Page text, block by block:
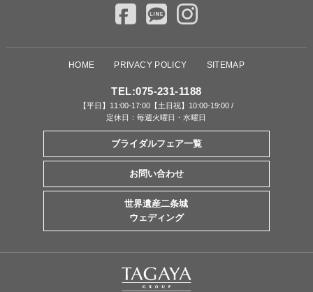
HOME PRIVACY POLICY SITEMAP
TEL:075-231-1188
【平日】11:00-17:00【土日祝】10:00-19:00 /
定休日：毎週火曜日・水曜日
ブライダルフェア一覧
お問い合わせ
世界遺産二条城
ウェディング